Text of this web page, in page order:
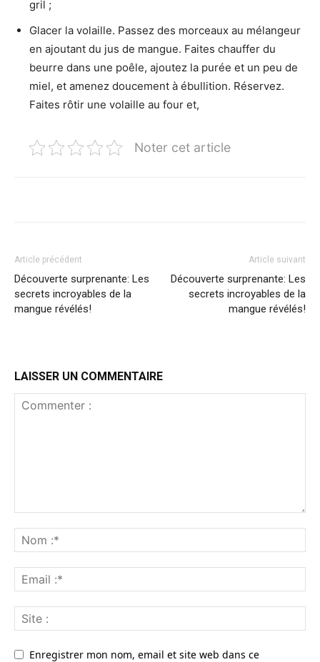
gril ;
Glacer la volaille. Passez des morceaux au mélangeur
en ajoutant du jus de mangue. Faites chauffer du
beurre dans une poêle, ajoutez la purée et un peu de
miel, et amenez doucement à ébullition. Réservez.
Faites rôtir une volaille au four et,
Noter cet article
Article précédent
Découverte surprenante: Les
secrets incroyables de la
mangue révélés!
Article suivant
Découverte surprenante: Les
secrets incroyables de la
mangue révélés!
LAISSER UN COMMENTAIRE
Enregistrer mon nom, email et site web dans ce